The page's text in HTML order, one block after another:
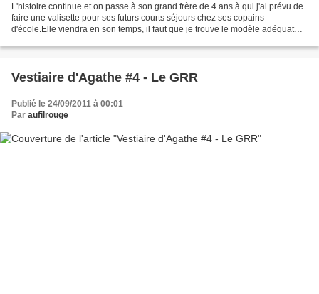
L'histoire continue et on passe à son grand frère de 4 ans à qui j'ai prévu de
faire une valisette pour ses futurs courts séjours chez ses copains
d'école.Elle viendra en son temps, il faut que je trouve le modèle adéquat
Vestiaire d'Agathe #4 - Le GRR
Publié le 24/09/2011 à 00:01
Par aufilrouge